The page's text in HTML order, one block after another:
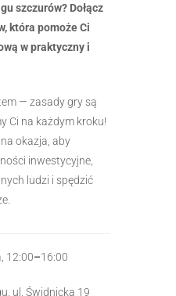
szczurów? Dołącz
która pomoże Ci
w praktyczny i
— zasady gry są
Ci na każdym kroku!
okazja, aby
inwestycyjne,
ludzi i spędzić
12:00–16:00
ul. Świdnicka 19